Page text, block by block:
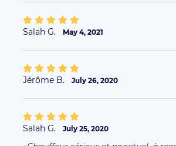
Salah G. May 4, 2021
Jérôme B. July 26, 2020
Salah G. July 25, 2020